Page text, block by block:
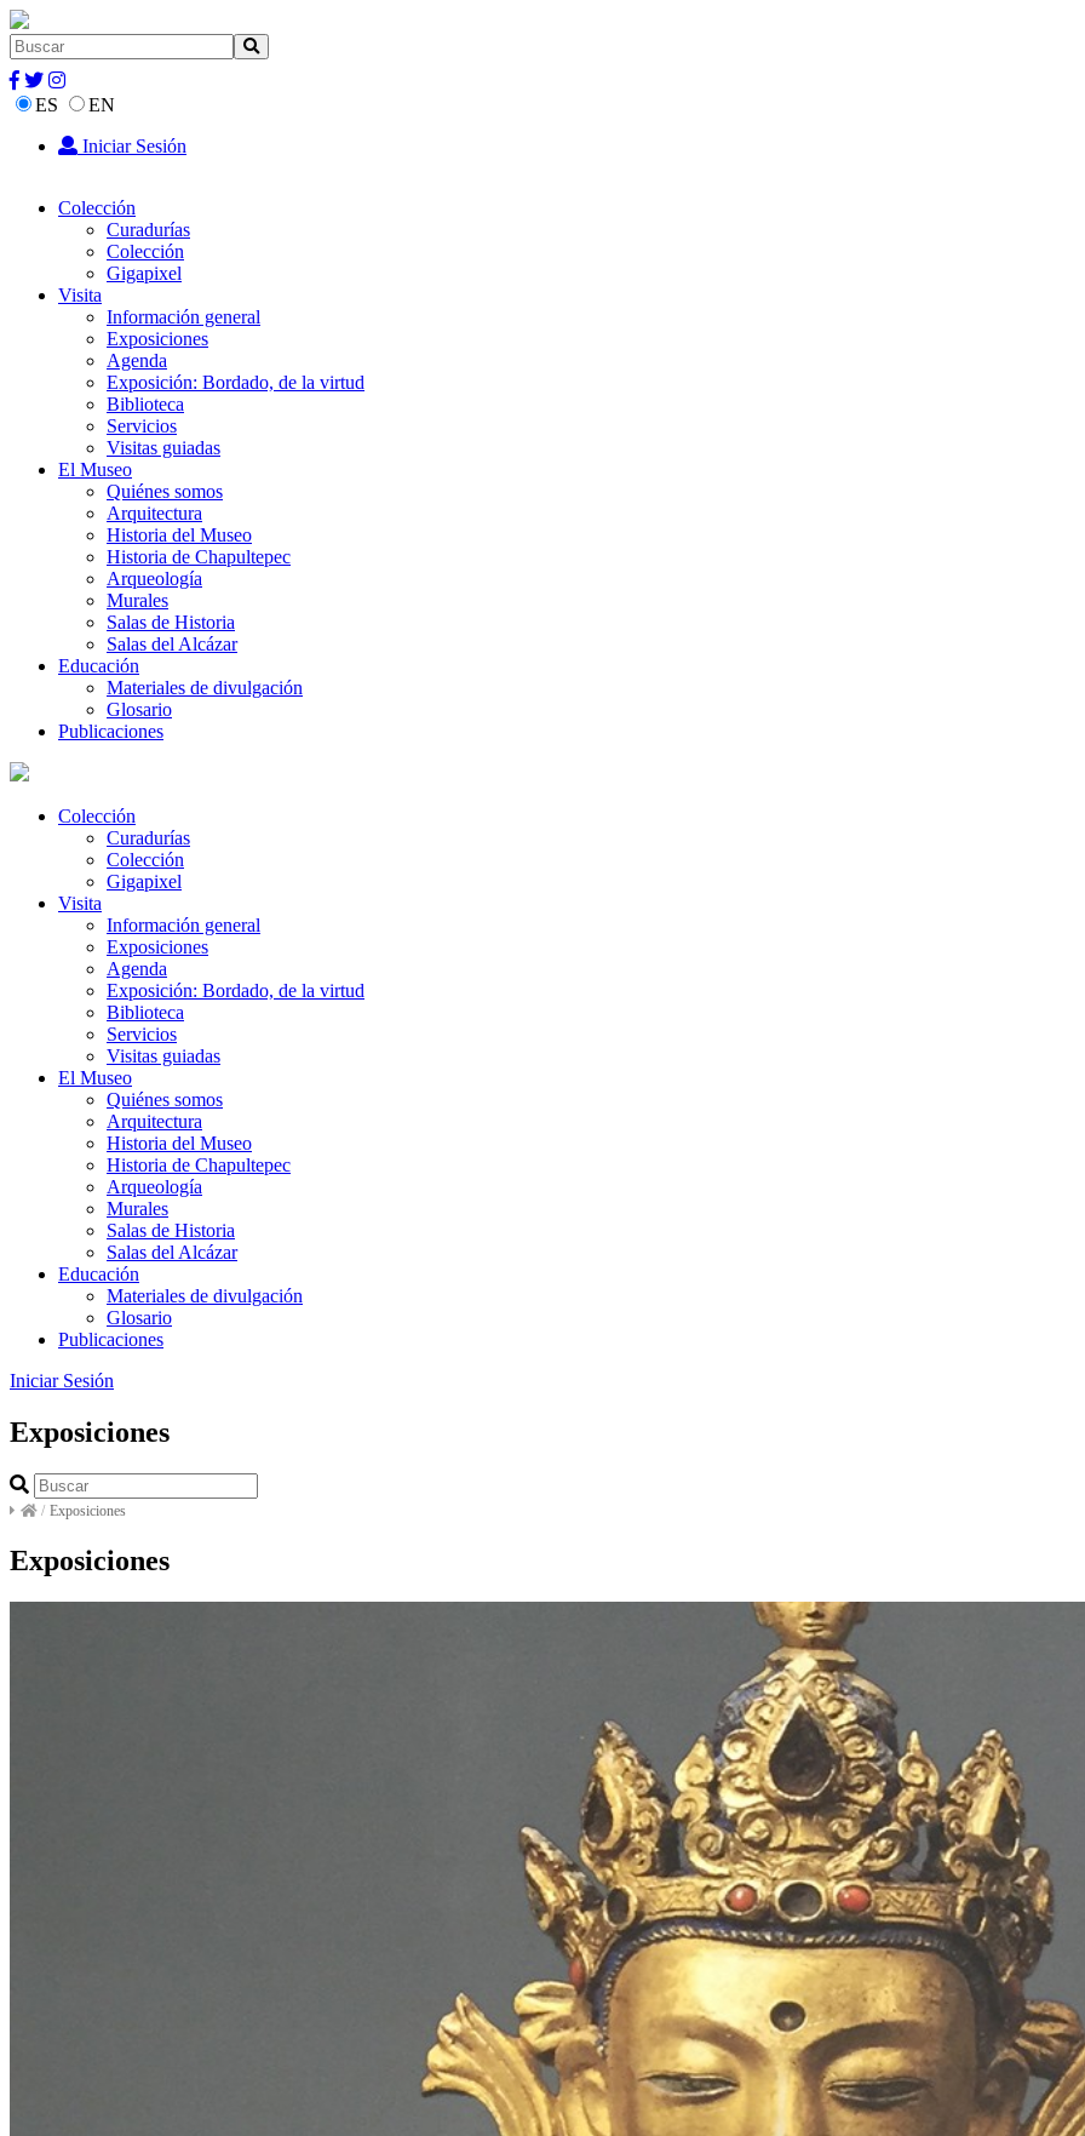
ES
EN
Iniciar Sesión
Colección
Curadurías
Colección
Gigapixel
Visita
Información general
Exposiciones
Agenda
Exposición: Bordado, de la virtud
Biblioteca
Servicios
Visitas guiadas
El Museo
Quiénes somos
Arquitectura
Historia del Museo
Historia de Chapultepec
Arqueología
Murales
Salas de Historia
Salas del Alcázar
Educación
Materiales de divulgación
Glosario
Publicaciones
Colección
Curadurías
Colección
Gigapixel
Visita
Información general
Exposiciones
Agenda
Exposición: Bordado, de la virtud
Biblioteca
Servicios
Visitas guiadas
El Museo
Quiénes somos
Arquitectura
Historia del Museo
Historia de Chapultepec
Arqueología
Murales
Salas de Historia
Salas del Alcázar
Educación
Materiales de divulgación
Glosario
Publicaciones
Iniciar Sesión
Exposiciones
/ Exposiciones
Exposiciones